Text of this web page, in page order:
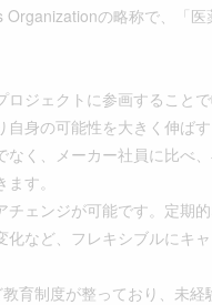
の略称で、「
ジェクトに参画すること
身の可能性を大きく伸ばす
く、メーカー社員に比べ
す。
ェンジが可能です。定期
化など、フレキシブルにキ
育制度が整っており、未